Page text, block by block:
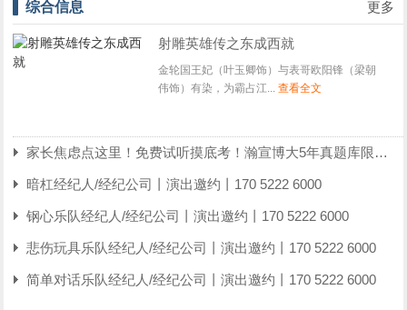
综合信息 更多
射雕英雄传之东成西就
金轮国王妃（叶玉卿饰）与表哥欧阳锋（梁朝
伟饰）有染，为霸占江...查看全文
家长焦虑点这里！免费试听摸底考！瀚宣博大5年真题库限时发
暗杠经纪人/经纪公司丨演出邀约丨170 5222 6000
钢心乐队经纪人/经纪公司丨演出邀约丨170 5222 6000
悲伤玩具乐队经纪人/经纪公司丨演出邀约丨170 5222 6000
简单对话乐队经纪人/经纪公司丨演出邀约丨170 5222 6000